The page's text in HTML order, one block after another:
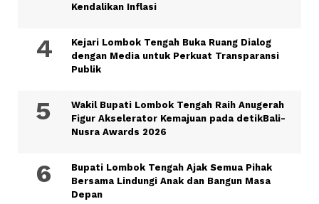
Kendalikan Inflasi
Kejari Lombok Tengah Buka Ruang Dialog
dengan Media untuk Perkuat Transparansi
Publik
Wakil Bupati Lombok Tengah Raih Anugerah
Figur Akselerator Kemajuan pada detikBali-
Nusra Awards 2026
Bupati Lombok Tengah Ajak Semua Pihak
Bersama Lindungi Anak dan Bangun Masa
Depan